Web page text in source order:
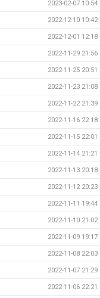
2023-02-07 10:54
2022-12-10 10:42
2022-12-01 12:18
2022-11-29 21:56
2022-11-25 20:51
2022-11-23 21:08
2022-11-22 21:39
2022-11-16 22:18
2022-11-15 22:01
2022-11-14 21:21
2022-11-13 20:18
2022-11-12 20:23
2022-11-11 19:44
2022-11-10 21:02
2022-11-09 19:17
2022-11-08 22:03
2022-11-07 21:29
2022-11-06 22:21